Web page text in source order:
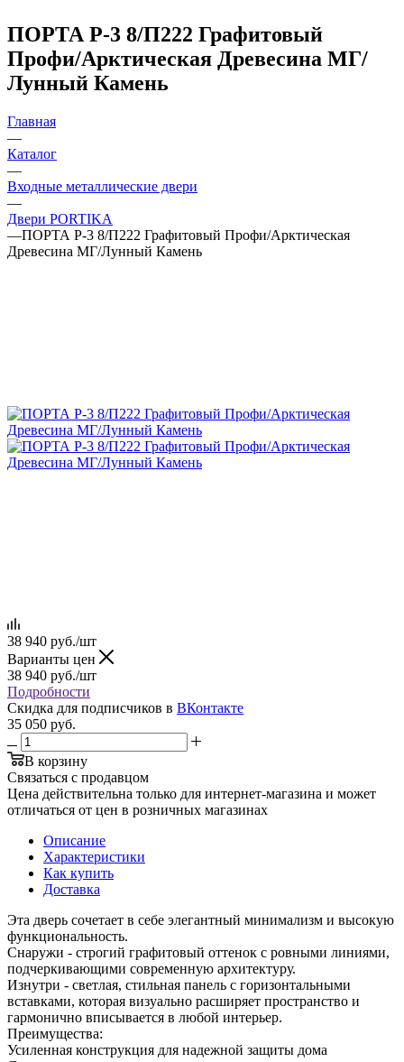
ПОРТА Р-3 8/П222 Графитовый
Профи/Арктическая Древесина МГ/
Лунный Камень
Главная
—
Каталог
—
Входные металлические двери
—
Двери PORTIKA
—ПОРТА Р-3 8/П222 Графитовый Профи/Арктическая
Древесина МГ/Лунный Камень
38 940 руб./шт
Варианты цен
38 940 руб./шт
Подробности
Скидка для подписчиков в ВКонтакте
35 050 руб.
В корзину
Связаться с продавцом
Цена действительна только для интернет-магазина и может
отличаться от цен в розничных магазинах
Описание
Характеристики
Как купить
Доставка
Эта дверь сочетает в себе элегантный минимализм и высокую
функциональность.
Снаружи - строгий графитовый оттенок с ровными линиями,
подчеркивающими современную архитектуру.
Изнутри - светлая, стильная панель с горизонтальными
вставками, которая визуально расширяет пространство и
гармонично вписывается в любой интерьер.
Преимущества:
Усиленная конструкция для надежной защиты дома